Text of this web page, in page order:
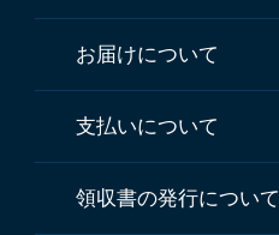
お届けについて
支払いについて
領収書の発行について